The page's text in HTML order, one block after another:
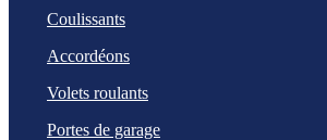
Coulissants
Accordéons
Volets roulants
Portes de garage